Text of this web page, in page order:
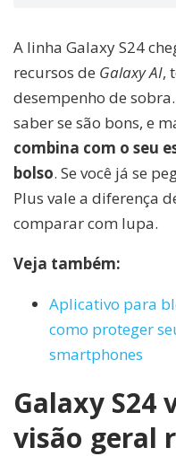
A linha Galaxy S24
recursos de Galaxy AI,
desempenho de
saber se são bons, e
combina com o seu
bolso. Se você já se
Plus vale a diferença
comparar com lupa.
Veja também:
Aplicativo para
como proteger
smartphones
Galaxy S24
visão geral